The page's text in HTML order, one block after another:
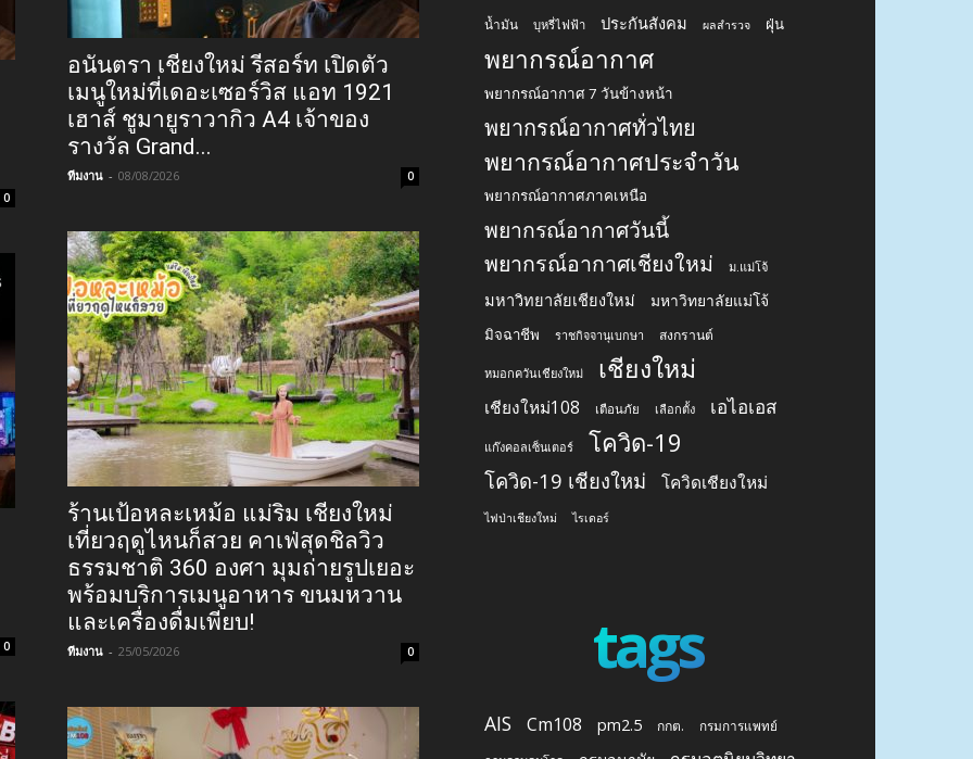
0
0
อนันตรา เชียงใหม่ รีสอร์ท เปิดตัว
เมนูใหม่ที่เดอะเซอร์วิส แอท 1921
เฮาส์ ชูมายูราวากิว A4 เจ้าของ
รางวัล Grand...
ทีมงาน - 08/08/2026 0
ร้านเป้อหละเหม้อ แม่ริม เชียงใหม่
เที่ยวฤดูไหนก็สวย คาเฟ่สุดชิลวิว
ธรรมชาติ 360 องศา มุมถ่ายรูปเยอะ
พร้อมบริการเมนูอาหาร ขนมหวาน
และเครื่องดื่มเพียบ!
ทีมงาน - 25/05/2026 0
น้ำมัน บุหรี่ไฟฟ้า ประกันสังคม ผลสำรวจ ฝุ่น
พยากรณ์อากาศ
พยากรณ์อากาศ 7 วันข้างหน้า
พยากรณ์อากาศทั่วไทย
พยากรณ์อากาศประจำวัน
พยากรณ์อากาศภาคเหนือ
พยากรณ์อากาศวันนี้
พยากรณ์อากาศเชียงใหม่
ม.แม่โจ้
มหาวิทยาลัยเชียงใหม่ มหาวิทยาลัยแม่โจ้
มิจฉาชีพ ราชกิจจานุเบกษา สงกรานต์
หมอกควันเชียงใหม่ เชียงใหม่
เชียงใหม่108 เตือนภัย เลือกตั้ง เอไอเอส
แก๊งคอลเซ็นเตอร์ โควิด-19
โควิด-19 เชียงใหม่ โควิดเชียงใหม่
ไฟป่าเชียงใหม่ ไรเดอร์
tags
AIS Cm108 pm2.5 กกต. กรมการแพทย์